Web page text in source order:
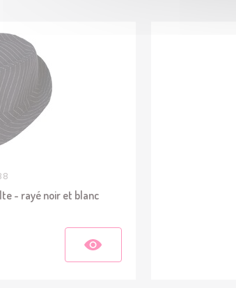
- rayé noir et blanc